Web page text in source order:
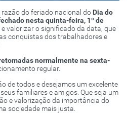
do feriado nacional do Dia do
nesta quinta-feira, 1º de
e valorizar o significado da data, que
conquistas dos trabalhadores e
normalmente na sexta-
regular.
de todos e desejamos um excelente
familiares e amigos. Que seja um
e valorização da importância do
sociedade mais justa.